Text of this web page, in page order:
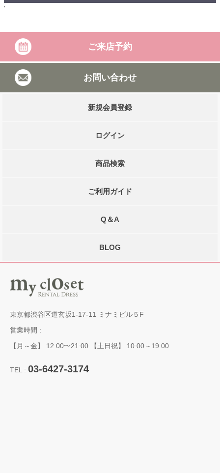
'
ご来店予約
お問い合わせ
新規会員登録
ログイン
商品検索
ご利用ガイド
Q＆A
BLOG
東京都渋谷区道玄坂1-17-11 ミナミビル５F
営業時間 :
【月～金】 12:00〜21:00 【土日祝】 10:00～19:00
TEL : 03-6427-3174